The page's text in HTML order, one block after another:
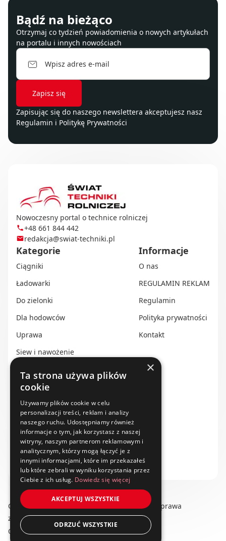
Bądź na bieżąco
Otrzymaj co tydzień powiadomienia o nowych artykułach
na portalu i innych nowościach
Zapisując się do naszego newslettera akceptujesz nasz
Regulamin i Politykę Prywatności
Nowoczesny portal o technice rolniczej
+48 661 844 442
redakcja@swiat-techniki.pl
Kategorie
Ciągniki
Ładowarki
Do zielonki
Dla hodowców
Uprawa
Siew i nawożenie
Transport i przechowywanie
Do zbioru
Rolnictwo precyzyjne
Dealerzy
Ze świata techniki rolniczej
Informacje
O nas
REGULAMIN REKLAM
Regulamin
Polityka prywatności
Kontakt
Copyright © 2025 swiat-techniki.pl. Wszelkie prawa
zastrzeżone.
Obserwuj nas na:
×
Ta strona używa plików
cookie
Używamy plików cookie w celu
personalizacji treści, reklam i analizy
naszego ruchu. Udostępniamy również
informacje o tym, jak korzystasz z naszej
witryny, naszym partnerom reklamowym i
analitycznym, którzy mogą łączyć je z
innymi informacjami, które im przekazałeś
lub które zebrali w wyniku korzystania przez
Ciebie z ich usług. Dowiedz się więcej
AKCEPTUJ WSZYSTKIE
ODRZUĆ WSZYSTKIE